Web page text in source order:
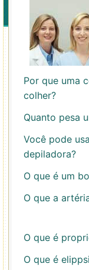
Por que uma
colher?
Quanto pesa
Você pode
depiladora?
O que é um
O que a
O que é
O que é